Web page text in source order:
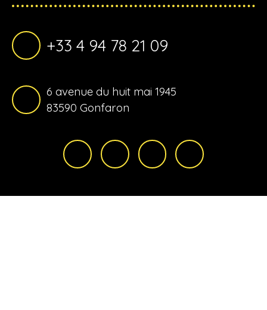
+33 4 94 78 21 09
6 avenue du huit mai 1945
83590 Gonfaron